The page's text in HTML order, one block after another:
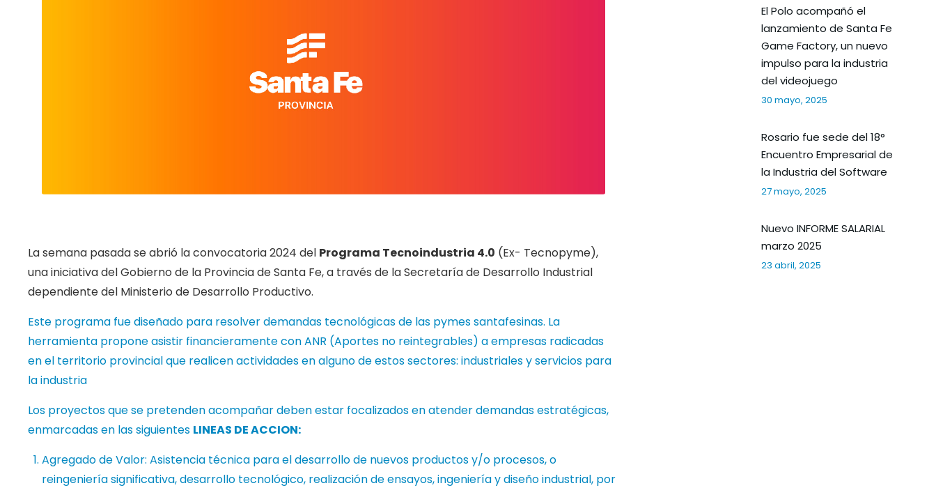
La semana pasada se abrió la convocatoria 2024 del Programa Tecnoindustria 4.0 (Ex- Tecnopyme),
una iniciativa del Gobierno de la Provincia de Santa Fe, a través de la Secretaría de Desarrollo Industrial
dependiente del Ministerio de Desarrollo Productivo.
Este programa fue diseñado para resolver demandas tecnológicas de las pymes santafesinas. La
herramienta propone asistir financieramente con ANR (Aportes no reintegrables) a empresas radicadas
en el territorio provincial que realicen actividades en alguno de estos sectores: industriales y servicios para
la industria
Los proyectos que se pretenden acompañar deben estar focalizados en atender demandas estratégicas,
enmarcadas en las siguientes LINEAS DE ACCION:
Agregado de Valor: Asistencia técnica para el desarrollo de nuevos productos y/o procesos, o
reingeniería significativa, desarrollo tecnológico, realización de ensayos, ingeniería y diseño industrial, por
El Polo acompañó el
lanzamiento de Santa Fe
Game Factory, un nuevo
impulso para la industria
del videojuego
30 mayo, 2025
Rosario fue sede del 18°
Encuentro Empresarial de
la Industria del Software
27 mayo, 2025
Nuevo INFORME SALARIAL
marzo 2025
23 abril, 2025